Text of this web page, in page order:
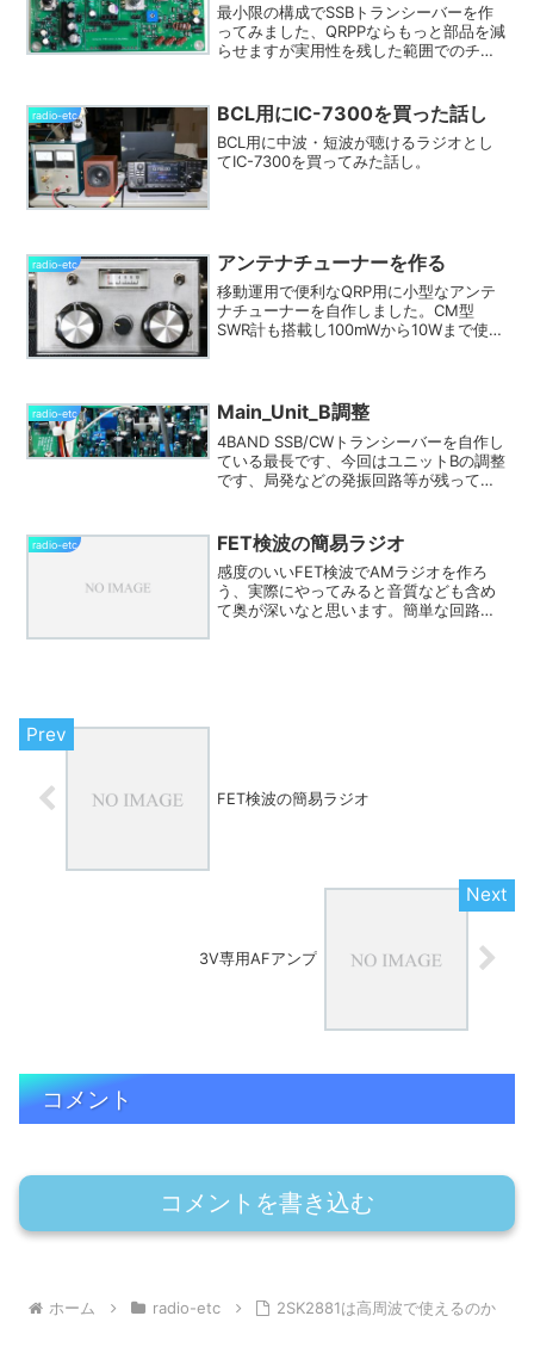
最小限の構成でSSBトランシーバーを作
ってみました、QRPPならもっと部品を減
らせますが実用性を残した範囲でのチャ
radio-etc BCL用にIC-7300を買った話し
BCL用に中波・短波が聴けるラジオとし
てIC-7300を買ってみた話し。
radio-etc アンテナチューナーを作る
移動運用で便利なQRP用に小型なアンテ
ナチューナーを自作しました。CM型
SWR計も搭載し100mWから10Wまで使え
radio-etc Main_Unit_B調整
4BAND SSB/CWトランシーバーを自作し
ている最長です、今回はユニットBの調整
です、局発などの発振回路等が残ってい
radio-etc FET検波の簡易ラジオ
感度のいいFET検波でAMラジオを作ろ
う、実際にやってみると音質なども含め
て奥が深いなと思います。簡単な回路で
FET検波の簡易ラジオ
3V専用AFアンプ
コメント
コメントを書き込む
ホーム radio-etc 2SK2881は高周波で使えるのか